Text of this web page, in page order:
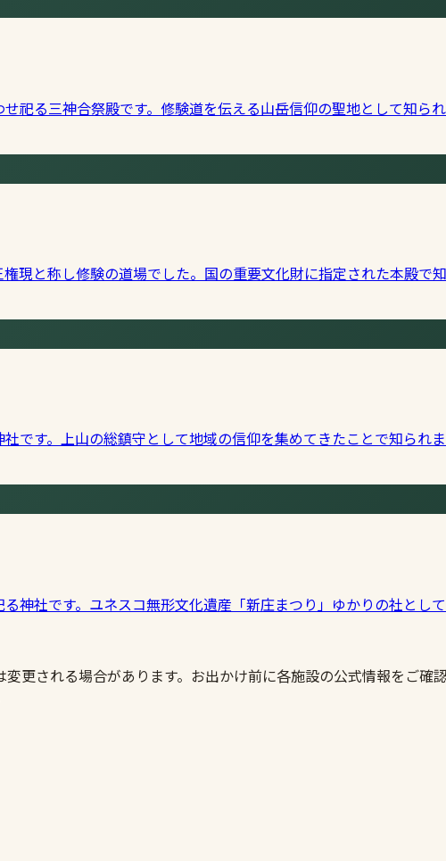
る三神合祭殿です。修験道を伝える山岳信仰の聖地として知られ
と称し修験の道場でした。国の重要文化財に指定された本殿で知
す。上山の総鎮守として地域の信仰を集めてきたことで知られま
社です。ユネスコ無形文化遺産「新庄まつり」ゆかりの社として
される場合があります。お出かけ前に各施設の公式情報をご確認